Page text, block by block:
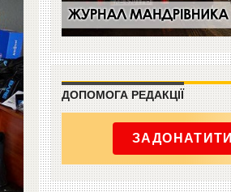
ДОПОМОГА РЕДАКЦІЇ
ЗАДОНАТИТИ